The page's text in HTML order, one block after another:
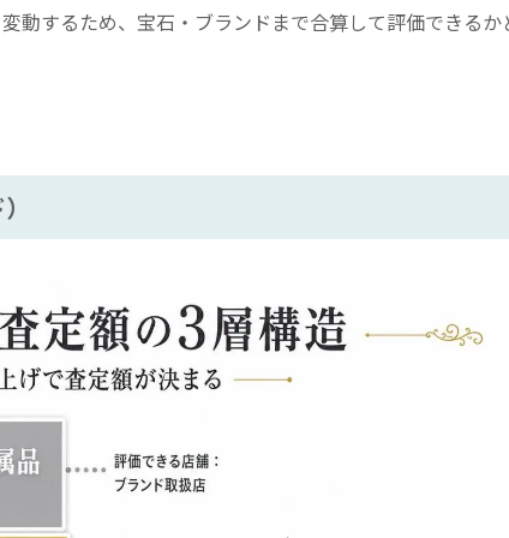
動するため、宝石・ブランドまで合算して評価できるか